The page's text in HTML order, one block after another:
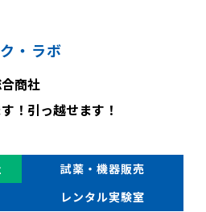
・ラボ
商社
！引っ越せます！
試薬・機器販売
レンタル実験室